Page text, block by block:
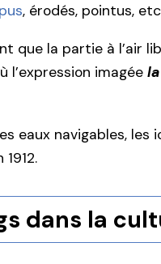
, érodés, pointus,
que la partie à l’air
l’expression imagée
eaux navigables,
1912.
dans la